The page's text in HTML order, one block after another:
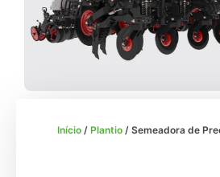
Início / Plantio / Semeadora de